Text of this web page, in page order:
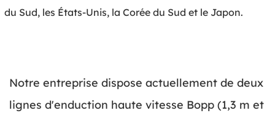
du Sud, les États-Unis, la Corée du Sud et le Japon.
Notre entreprise dispose actuellement de deux
lignes d'enduction haute vitesse Bopp (1,3 m et